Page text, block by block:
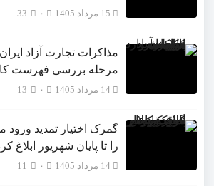
15 مرداد 1405 33
مذاکرات تجارت آزاد
مرحله بررسی فهرست
14 مرداد 1405 13
گمرک اختیار تمدید ورود
را تا پایان شهریور ابلاغ
14 مرداد 1405 11